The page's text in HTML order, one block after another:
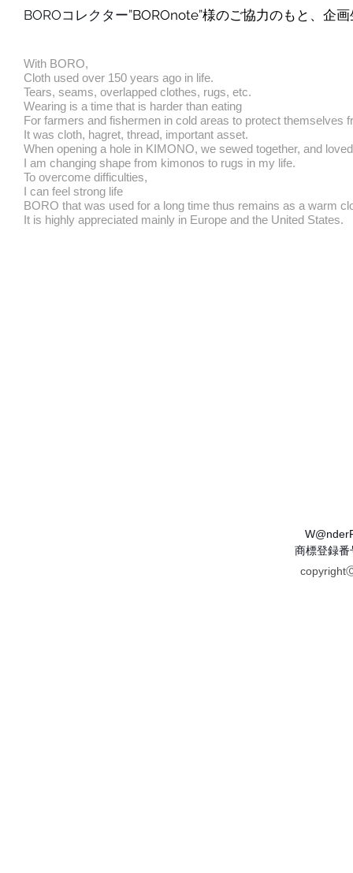
BOROコレクター”BOROnote”様のご協力のもと、企
​With BORO,
Cloth used over 150 years ago in life.
Tears, seams, overlapped clothes, rugs, etc.
Wearing is a time that is harder than eating
For farmers and fishermen in cold areas to protect themselves
It was cloth, hagret, thread, important asset.
When opening a hole in KIMONO, we sewed together, and
I am changing shape from kimonos to rugs in my life.
To overcome difficulties,
I can feel strong life
BORO that was used for a long time thus remains as a warm
It is highly appreciated mainly in Europe and the United States.
商標登録